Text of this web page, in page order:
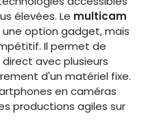
élevées. Le multicam
une option gadget, mais
Il permet de
avec plusieurs
d'un matériel fixe.
en caméras
productions agiles sur